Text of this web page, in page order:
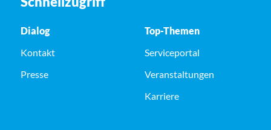
Dialog
Kontakt
Presse
Top-Themen
Serviceportal
Veranstaltungen
Karriere